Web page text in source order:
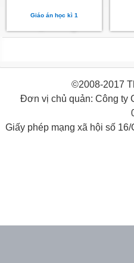
Giáo án học kì 1
©2008-2017
Đơn vị chủ quản: Công ty
Giấy phép mạng xã hội số